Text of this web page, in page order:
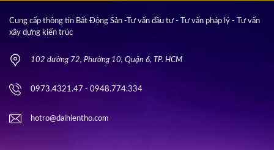
Cung cấp thông tin Bất Động Sản -Tư vấn đầu tư - Tư vấn pháp lý - Tư vấn
xây dựng kiến trúc
102 đường 72, Phường 10, Quận 6, TP. HCM
0973.4321.47 - 0948.774.334
hotro@daihientho.com